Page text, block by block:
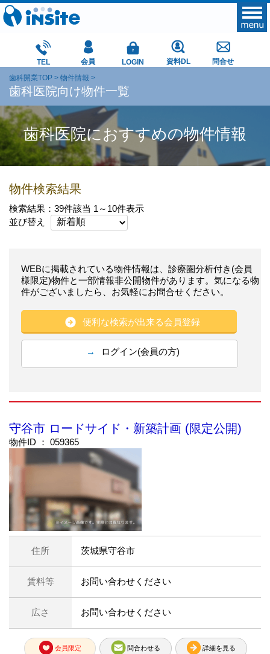
TEL 会員 LOGIN 資料DL
問合せ
歯科開業TOP
物件情報
歯科医院向け物件一覧
歯科医院におすすめの物件情報
物件検索結果
検索結果：39件該当 1～10件表示
並び替え
WEBに掲載されている物件情報は、診療圏分析付き(会員
様限定)物件と一部情報非公開物件があります。気になる物
件がございましたら、お気軽にお問合せください。
便利な検索が出来る会員登録
ログイン(会員の方)
守谷市 ロードサイド・新築計画 (限定公開)
物件ID ： 059365
住所 茨城県守谷市
賃料等 お問い合わせください
広さ お問い合わせください
会員限定 問合わせる 詳細を見る